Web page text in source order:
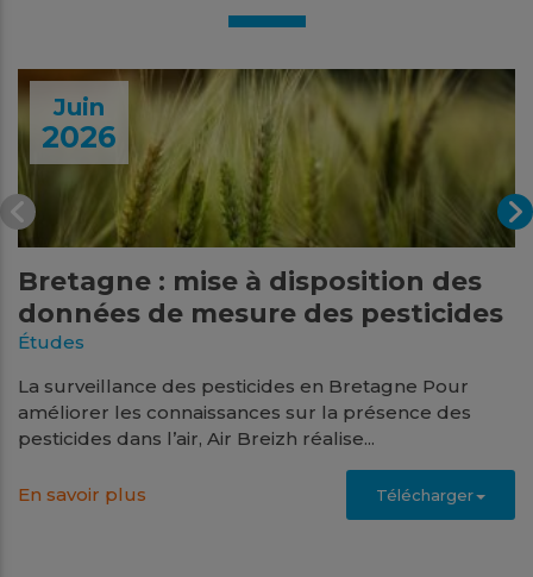
Juin
2026
Bretagne : mise à disposition des
données de mesure des pesticides
Études
La surveillance des pesticides en Bretagne Pour
améliorer les connaissances sur la présence des
pesticides dans l’air, Air Breizh réalise...
En savoir plus Télécharger